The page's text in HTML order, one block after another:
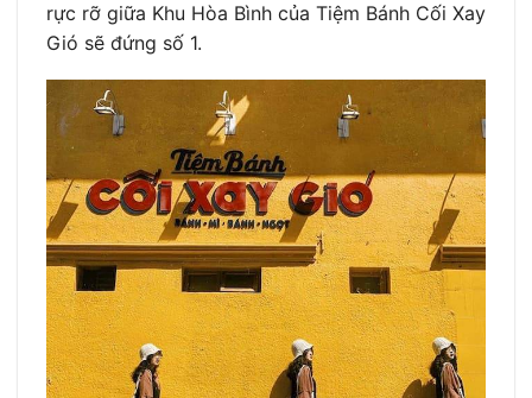
rực rỡ giữa Khu Hòa Bình của Tiệm Bánh Cối Xay
Gió sẽ đứng số 1.